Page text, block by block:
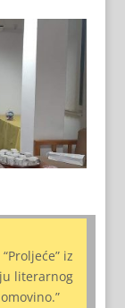
iz
literarnog